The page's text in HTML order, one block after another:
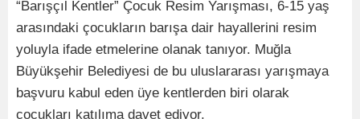
“Barışçıl Kentler” Çocuk Resim Yarışması, 6-15 yaş
arasındaki çocukların barışa dair hayallerini resim
yoluyla ifade etmelerine olanak tanıyor. Muğla
Büyükşehir Belediyesi de bu uluslararası yarışmaya
başvuru kabul eden üye kentlerden biri olarak
çocukları katılıma davet ediyor.